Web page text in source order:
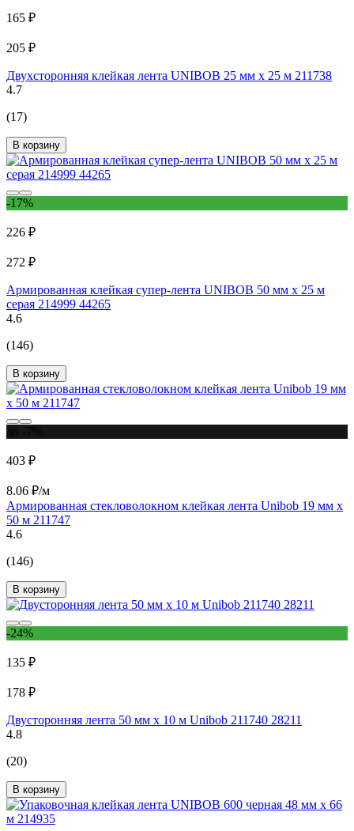
165 ₽
205 ₽
Двухсторонняя клейкая лента UNIBOB 25 мм х 25 м 211738
4.7
(17)
В корзину
-17%
226 ₽
272 ₽
Армированная клейкая супер-лента UNIBOB 50 мм х 25 м
серая 214999 44265
4.6
(146)
В корзину
403 ₽
8.06 ₽/м
Армированная стекловолокном клейкая лента Unibob 19 мм х
50 м 211747
4.6
(146)
В корзину
-24%
135 ₽
178 ₽
Двусторонняя лента 50 мм х 10 м Unibob 211740 28211
4.8
(20)
В корзину